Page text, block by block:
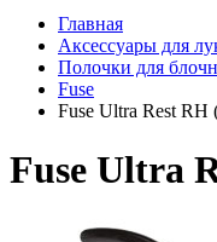
Главная
Аксессуары для
Полочки для
Fuse
Fuse Ultra Rest RH
Fuse Ultra